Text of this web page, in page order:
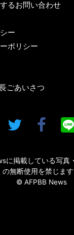
るお問い合わせ
ー
ポリシー
ごあいさつ
に掲載している写真
の無断使用を禁じます
© AFPBB News